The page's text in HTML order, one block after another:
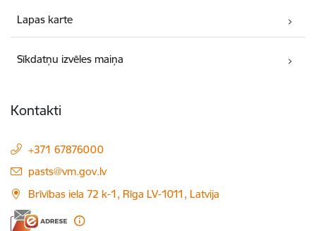
Lapas karte
Sīkdatņu izvēles maiņa
Kontakti
+371 67876000
E-pasts:
pasts@vm.gov.lv
Brīvības iela 72 k-1, Rīga LV-1011, Latvija